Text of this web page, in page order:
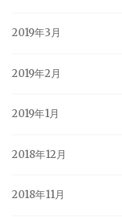
2019年3月
2019年2月
2019年1月
2018年12月
2018年11月